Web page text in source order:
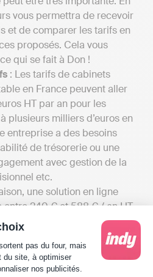
du Consentement :
pas du four, mais
du site, à optimiser
nos publicités.
vous permettra de recevoir
et de comparer les tarifs en
proposés. Cela vous
qui se fait à Don !
: Les tarifs de cabinets
en France peuvent aller
HT par an pour les
plusieurs milliers d’euros en
entreprise a des besoins
de trésorerie ou une
avec gestion de la
etc.
une solution en ligne
entre 240 € et 588 € / an HT
Une telle différence
la différence de
les clients dans la
tandis que l'expert